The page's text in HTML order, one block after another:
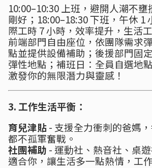
10:00–10:30 上班，避開人潮不
剛好；18:00–18:30 下班，午休 1
際工時 7 小時，效率提升，生活
前端部門自由座位，依團隊需求
點並提供設備補助；後援部門固
彈性地點；補班日：全員自選地
激發你的無限潛力與靈感！
3. 工作生活平衡：
育兒津貼- 支援全力衝刺的爸媽
都不孤軍奮戰。
社團補助 - 運動社、熱音社、桌
適合你，讓生活多一點熱情，工